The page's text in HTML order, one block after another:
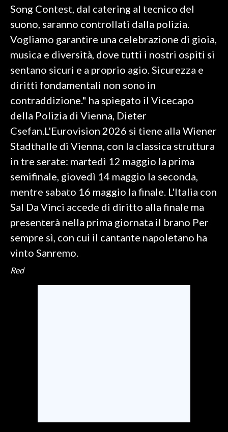
PUBBLICITÀ
STORE
Song Contest, dal catering al tecnico del
suono, saranno controllati dalla polizia.
Vogliamo garantire una celebrazione di gioia,
musica e diversità, dove tutti i nostri ospiti si
sentano sicuri e a proprio agio. Sicurezza e
diritti fondamentali non sono in
contraddizione." ha spiegato il Vicecapo
della Polizia di Vienna, Dieter
Csefan.L'Eurovision 2026 si tiene alla Wiener
Stadthalle di Vienna, con la classica struttura
in tre serate: martedì 12 maggio la prima
semifinale, giovedì 14 maggio la seconda,
mentre sabato 16 maggio la finale. L'Italia con
Sal Da Vinci accede di diritto alla finale ma
presenterà nella prima giornata il brano Per
sempre sì, con cui il cantante napoletano ha
vinto Sanremo.
Red